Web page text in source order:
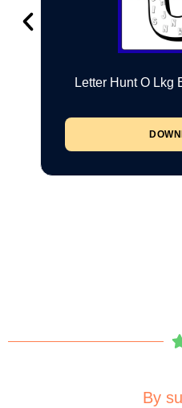
Letter Hunt O Lkg
By